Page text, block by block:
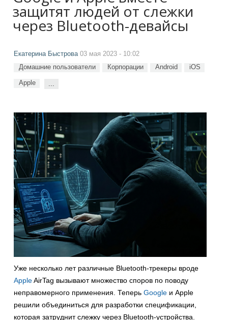
защитят людей от слежки
через Bluetooth-девайсы
Екатерина Быстрова03 мая 2023 - 10:02
Домашние пользователи Корпорации Android iOS
Apple ...
Уже несколько лет различные Bluetooth-трекеры вроде
AppleAirTag вызывают множество споров по поводу
неправомерного применения. Теперь Google и Apple
решили объединиться для разработки спецификации,
которая затруднит слежку через Bluetooth-устройства.